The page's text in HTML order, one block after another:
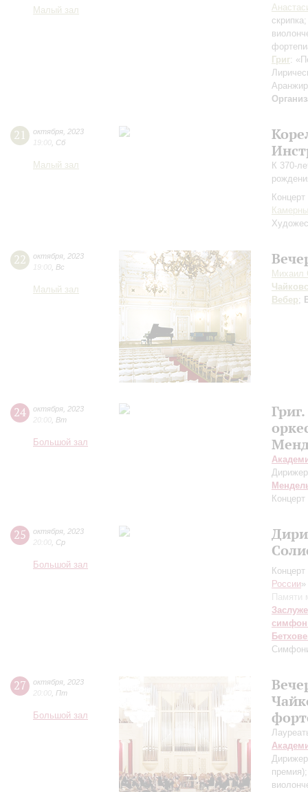
Малый зал
Григ:
21 октября 2023
19:00 Сб
Малый зал
К 370-
22 октября 2023
19:00 Вс
Малый зал
Михаил
Вебер;
24 октября 2023
20:00 Вт
Большой зал
25 октября 2023
20:00 Ср
Большой зал
России»
Памяти
27 октября 2023
20:00 Пт
Большой зал